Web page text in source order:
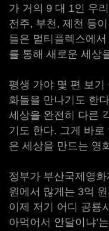
가 거의 9 대 1인 우
전주, 부천, 제천 등
들은 멀티플렉스에
를 통해 새로운 세상
평생 가야 몇 편 보
화들을 만나기도 한
세상을 완전히 다른
기도 한다. 그게 바
은 세상을 만드는 영
정부가 부산국제영
원에서 많게는 3억
이제 저기 어디 공룡
아먹어서 안달이냐’